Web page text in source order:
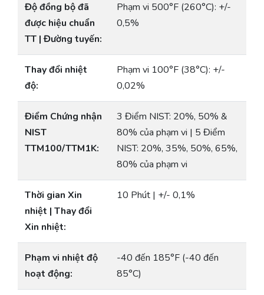
Độ đồng bộ đã
được hiệu chuẩn
TT | Đường tuyến:
Phạm vi 500°F (260°C): +/-
0,5%
Thay đổi nhiệt
độ:
Phạm vi 100°F (38°C): +/-
0,02%
Điểm Chứng nhận
NIST
TTM100/TTM1K:
3 Điểm NIST: 20%, 50% &
80% của phạm vi | 5 Điểm
NIST: 20%, 35%, 50%, 65%,
80% của phạm vi
Thời gian Xin
nhiệt | Thay đổi
Xin nhiệt:
10 Phút | +/- 0,1%
Phạm vi nhiệt độ
hoạt động:
-40 đến 185°F (-40 đến
85°C)